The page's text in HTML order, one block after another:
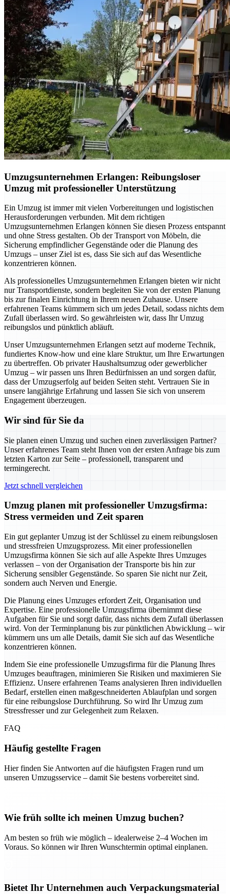
Umzugsunternehmen Erlangen: Reibungsloser
Umzug mit professioneller Unterstützung
Ein Umzug ist immer mit vielen Vorbereitungen und logistischen
Herausforderungen verbunden. Mit dem richtigen
Umzugsunternehmen Erlangen können Sie diesen Prozess entspannt
und ohne Stress gestalten. Ob der Transport von Möbeln, die
Sicherung empfindlicher Gegenstände oder die Planung des
Umzugs – unser Ziel ist es, dass Sie sich auf das Wesentliche
konzentrieren können.
Als professionelles Umzugsunternehmen Erlangen bieten wir nicht
nur Transportdienste, sondern begleiten Sie von der ersten Planung
bis zur finalen Einrichtung in Ihrem neuen Zuhause. Unsere
erfahrenen Teams kümmern sich um jedes Detail, sodass nichts dem
Zufall überlassen wird. So gewährleisten wir, dass Ihr Umzug
reibungslos und pünktlich abläuft.
Unser Umzugsunternehmen Erlangen setzt auf moderne Technik,
fundiertes Know-how und eine klare Struktur, um Ihre Erwartungen
zu übertreffen. Ob privater Haushaltsumzug oder gewerblicher
Umzug – wir passen uns Ihren Bedürfnissen an und sorgen dafür,
dass der Umzugserfolg auf beiden Seiten steht. Vertrauen Sie in
unsere langjährige Erfahrung und lassen Sie sich von unserem
Engagement überzeugen.
Wir sind für Sie da
Sie planen einen Umzug und suchen einen zuverlässigen Partner?
Unser erfahrenes Team steht Ihnen von der ersten Anfrage bis zum
letzten Karton zur Seite – professionell, transparent und
termingerecht.
Jetzt schnell vergleichen
Umzug planen mit professioneller Umzugsfirma:
Stress vermeiden und Zeit sparen
Ein gut geplanter Umzug ist der Schlüssel zu einem reibungslosen
und stressfreien Umzugsprozess. Mit einer professionellen
Umzugsfirma können Sie sich auf alle Aspekte Ihres Umzuges
verlassen – von der Organisation der Transporte bis hin zur
Sicherung sensibler Gegenstände. So sparen Sie nicht nur Zeit,
sondern auch Nerven und Energie.
Die Planung eines Umzuges erfordert Zeit, Organisation und
Expertise. Eine professionelle Umzugsfirma übernimmt diese
Aufgaben für Sie und sorgt dafür, dass nichts dem Zufall überlassen
wird. Von der Terminplanung bis zur pünktlichen Abwicklung – wir
kümmern uns um alle Details, damit Sie sich auf das Wesentliche
konzentrieren können.
Indem Sie eine professionelle Umzugsfirma für die Planung Ihres
Umzuges beauftragen, minimieren Sie Risiken und maximieren Sie
Effizienz. Unsere erfahrenen Teams analysieren Ihren individuellen
Bedarf, erstellen einen maßgeschneiderten Ablaufplan und sorgen
für eine reibungslose Durchführung. So wird Ihr Umzug zum
Stressfresser und zur Gelegenheit zum Relaxen.
FAQ
Häufig gestellte Fragen
Hier finden Sie Antworten auf die häufigsten Fragen rund um
unseren Umzugsservice – damit Sie bestens vorbereitet sind.
Wie früh sollte ich meinen Umzug buchen?
Am besten so früh wie möglich – idealerweise 2–4 Wochen im
Voraus. So können wir Ihren Wunschtermin optimal einplanen.
Bietet Ihr Unternehmen auch Verpackungsmaterial